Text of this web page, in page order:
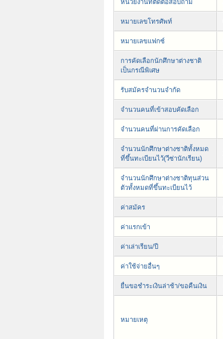
หน่วยงานที่ติดต่อสอบถาม
หมายเลขโทรศัพท์
หมายเลขแฟกซ์
การคัดเลือกนักศึกษาต่างชาติ
เป็นกรณีพิเศษ
รับสมัครจำนวนจำกัด
จำนวนคนที่เข้าสอบคัดเลือก
จำนวนคนที่ผ่านการคัดเลือก
จำนวนนักศึกษาต่างชาติทั้งหมด
ที่ขึ้นทะเบียนไว้(วีซ่านักเรียน)
จำนวนนักศึกษาต่างชาติทุนส่วน
ตัวทั้งหมดที่ขึ้นทะเบียนไว้
ค่าสมัคร
ค่าแรกเข้า
ค่าเล่าเรียน/ปี
ค่าใช้จ่ายอื่นๆ
ยื่นขอชำระเงินล่าช้า/ขอคืนเงิน
หมายเหตุ